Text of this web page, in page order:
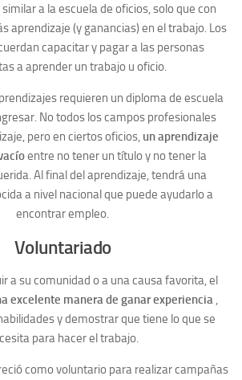
a la escuela de oficios, solo que con
aprendizaje (y ganancias) en el trabajo. Los
capacitar y pagar a las personas
a aprender un trabajo u oficio.
requieren un diploma de escuela
No todos los campos profesionales
pero en ciertos oficios, un aprendizaje
entre no tener un título y no tener la
Al final del aprendizaje, tendrá una
a nivel nacional que puede ayudarlo a
encontrar empleo.
Voluntariado
a su comunidad o a una causa favorita, el
excelente manera de ganar experiencia ,
y demostrar que tiene lo que se
para hacer el trabajo.
como voluntario para realizar campañas